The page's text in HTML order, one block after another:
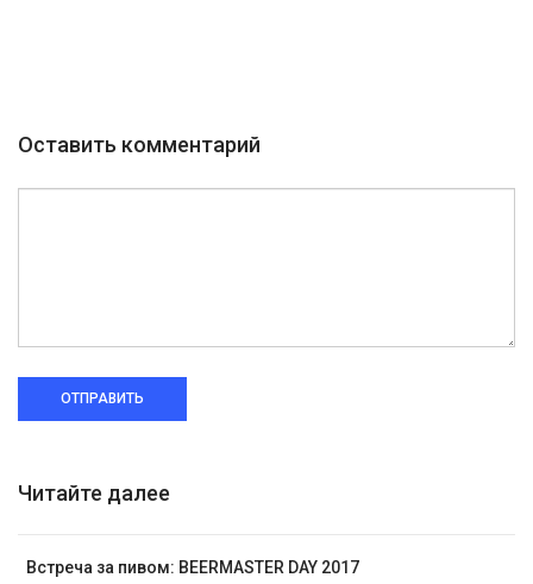
Оставить комментарий
ОТПРАВИТЬ
Читайте далее
Встреча за пивом: BEERMASTER DAY 2017